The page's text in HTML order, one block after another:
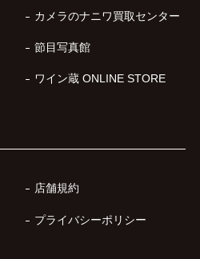
カメラのナニワ買取センター
節目写真館
ワイン蔵 ONLINE STORE
店舗規約
プライバシーポリシー